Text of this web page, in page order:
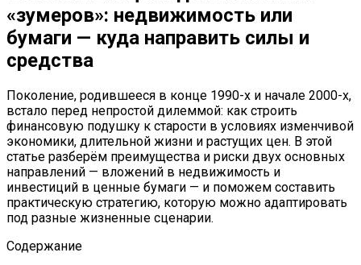
«зумеров»: недвижимость или
бумаги — куда направить силы и
средства
Поколение, родившееся в конце 1990-х и начале 2000-х,
всталo перед непростой дилеммой: как строить
финансовую подушку к старости в условиях изменчивой
экономики, длительной жизни и растущих цен. В этой
статье разберём преимущества и риски двух основных
направлений — вложений в недвижимость и
инвестиций в ценные бумаги — и поможем составить
практическую стратегию, которую можно адаптировать
под разные жизненные сценарии.
Содержание